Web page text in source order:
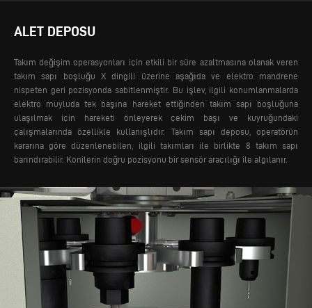
ALET DEPOSU
Takım değişim operasyonları için etkili bir süre azaltmasına olanak veren
takım sapı boşluğu X dingili üzerine aşağıda ve elektro mandrene
nispeten geri pozisyonda sabitlenmiştir. Bu işlev, ilgili konumlanmalarda
elektro muyluda tek başına hareket ettiğinden takım sapı boşluğuna
ulaşılmak için hareketi önleyerek çekim başı ve kuyruğundaki
çalışmalarında özellikle kullanışlıdır.
Takım sapı deposu, operatörün
kararına göre düzenlenebilen, ilgili takımları ile birlikte 8 takım sapı
barındırabilir. Konilerin doğru pozisyonu bir sensör aracılığı ile algılanır.